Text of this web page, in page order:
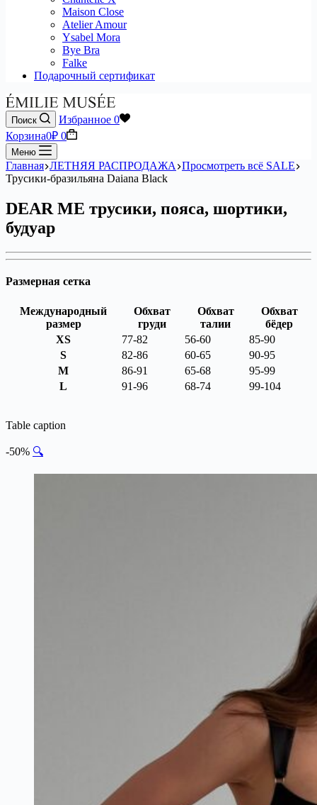
Maison Close
Atelier Amour
Ysabel Mora
Bye Bra
Falke
Подарочный сертификат
Поиск Избранное 0
Корзина0₽ 0
Меню
Главная ЛЕТНЯЯ РАСПРОДАЖА Просмотреть всё SALE
Трусики-бразильяна Daiana Black
DEAR ME трусики, пояса, шортики,
будуар
Размерная сетка
Международный
размер
Обхват
груди
Обхват
талии
Обхват
бёдер
XS
77-82 56-60
85-90
S
82-86 60-65
90-95
M
86-91 65-68
95-99
L
91-96 68-74 99-104
Table caption
-50% 🔍